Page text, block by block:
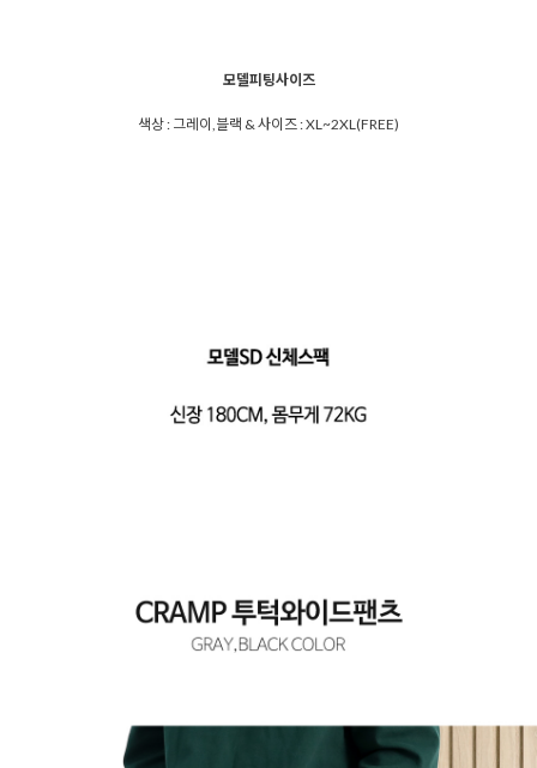
모델피팅사이즈
색상 : 그레이,블랙 & 사이즈 : XL~2XL(FREE)